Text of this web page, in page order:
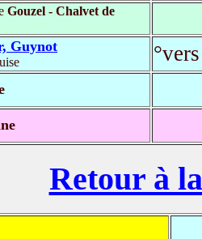
Gouzel - Chalvet de
Guynot
Retour à